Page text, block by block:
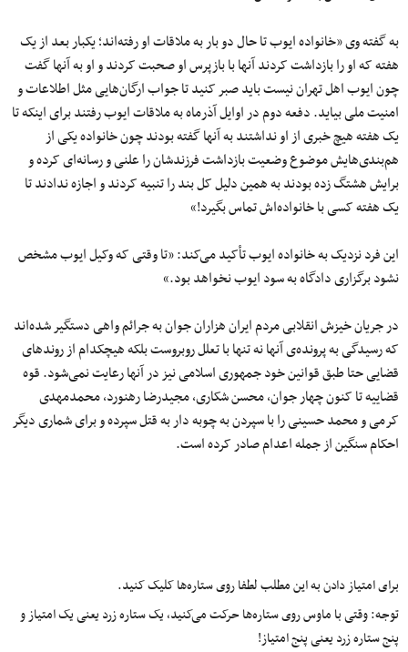
به گفته وی «خانواده ایوب تا حال دو بار به ملاقات او رفته‌اند؛ یکبار بعد از یک
هفته که او را بازداشت کردند آنها با بازپرس او صحبت کردند و او به آنها گفت
چون ایوب اهل تهران نیست باید صبر کنید تا جواب ارگان‌هایی مثل اطلاعات و
امنیت ملی بیاید. دفعه دوم در اوایل آذرماه به ملاقات ایوب رفتند برای اینکه تا
یک هفته هیچ خبری از او نداشتند به آنها گفته بودند چون خانواده یکی از
هم‌بندی‌هایش موضوع وضعیت بازداشت فرزندشان را علنی و رسانه‌ای کرده و
برایش هشتگ زده بودند به همین دلیل کل بند را تنبیه کردند و اجازه ندادند تا
یک هفته کسی با خانواده‌اش تماس بگیرد!»
این فرد نزدیک به خانواده ایوب تأکید می‌کند: «تا وقتی که وکیل ایوب مشخص
نشود برگزاری دادگاه به سود ایوب نخواهد بود.»
در جریان خیزش انقلابی مردم ایران هزاران جوان به جرائم واهی دستگیر شده‌اند
که رسیدگی به پرونده‌ی آنها نه تنها با تعلل روبروست بلکه هیچکدام از روندهای
قضایی حتا طبق قوانین خود جمهوری اسلامی نیز در آنها رعایت نمی‌شود. قوه
قضاییه تا کنون چهار جوان، محسن شکاری، مجیدرضا رهنورد، محمدمهدی
کرمی و محمد حسینی را با سپردن به چوبه دار به قتل سپرده و برای شماری دیگر
احکام سنگین از جمله اعدام صادر کرده است.
برای امتیاز دادن به این مطلب لطفا روی ستاره‌ها کلیک کنید.
توجه: وقتی با ماوس روی ستاره‌ها حرکت می‌کنید، یک ستاره زرد یعنی یک امتیاز و
پنج ستاره زرد یعنی پنج امتیاز!